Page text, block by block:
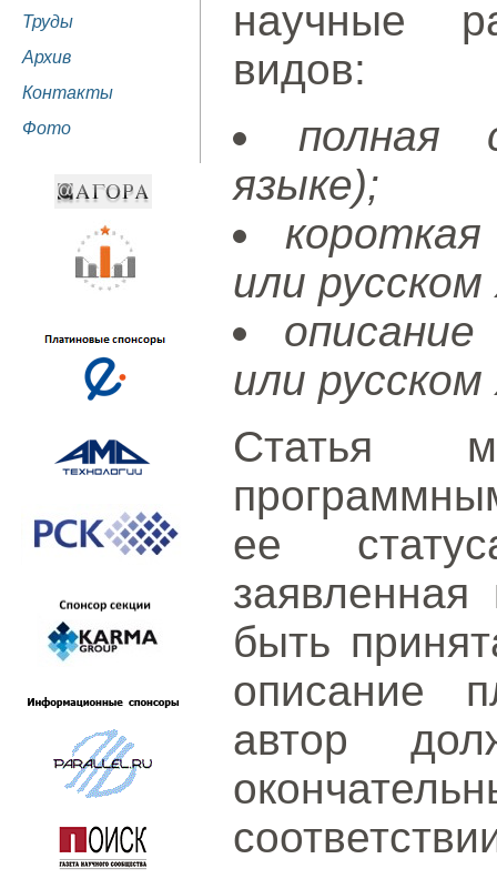
Труды
Архив
Контакты
Фото
научные
видов:
полная
языке);
или русском
или русском
Статья
ее
быть
описание
автор